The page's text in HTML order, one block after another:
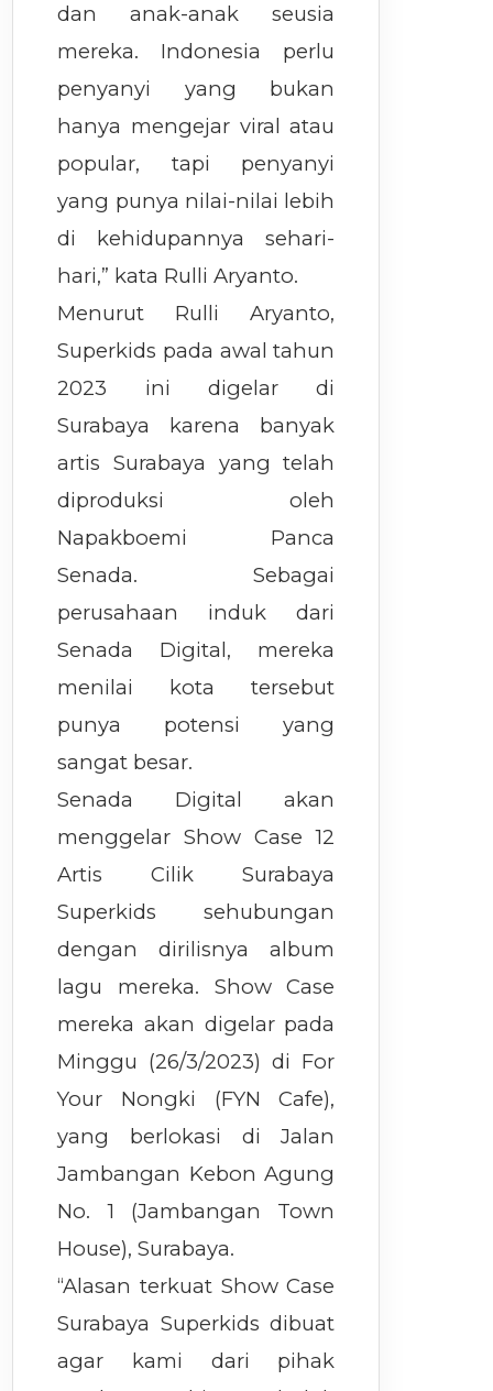
dan anak-anak seusia
mereka. Indonesia perlu
penyanyi yang bukan
hanya mengejar viral atau
popular, tapi penyanyi
yang punya nilai-nilai lebih
di kehidupannya sehari-
hari,” kata Rulli Aryanto.
Menurut Rulli Aryanto,
Superkids pada awal tahun
2023 ini digelar di
Surabaya karena banyak
artis Surabaya yang telah
diproduksi oleh
Napakboemi Panca
Senada. Sebagai
perusahaan induk dari
Senada Digital, mereka
menilai kota tersebut
punya potensi yang
sangat besar.
Senada Digital akan
menggelar Show Case 12
Artis Cilik Surabaya
Superkids sehubungan
dengan dirilisnya album
lagu mereka. Show Case
mereka akan digelar pada
Minggu (26/3/2023) di For
Your Nongki (FYN Cafe),
yang berlokasi di Jalan
Jambangan Kebon Agung
No. 1 (Jambangan Town
House), Surabaya.
“Alasan terkuat Show Case
Surabaya Superkids dibuat
agar kami dari pihak